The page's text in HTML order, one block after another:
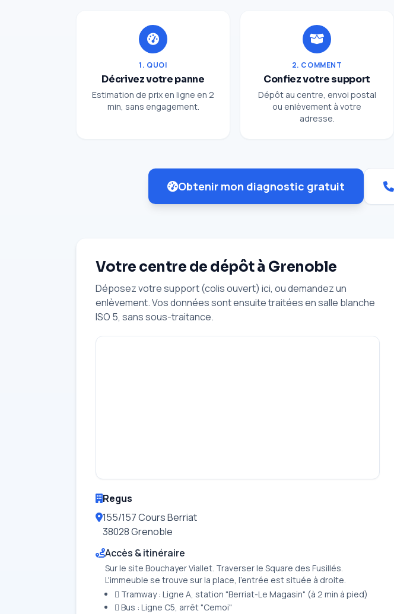
1. QUOI
Décrivez votre panne
Estimation de prix en ligne en 2
min, sans engagement.
2. COMMENT
Confiez votre support
Dépôt au centre, envoi postal
ou enlèvement à votre
adresse.
Obtenir mon diagnostic gratuit
Votre centre de dépôt à Grenoble
Déposez votre support (colis ouvert) ici, ou demandez un
enlèvement. Vos données sont ensuite traitées en salle blanche
ISO 5, sans sous-traitance.
Regus
155/157 Cours Berriat
38028 Grenoble
Accès & itinéraire
Sur le site Bouchayer Viallet. Traverser le Square des Fusillés.
L'immeuble se trouve sur la place, l'entrée est située à droite.
 Tramway : Ligne A, station "Berriat-Le Magasin" (à 2 min à pied)
 Bus : Ligne C5, arrêt "Cemoi"